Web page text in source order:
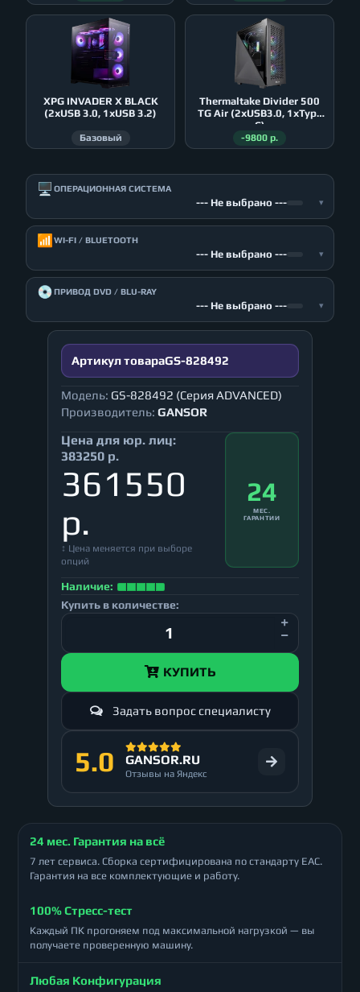
XPG INVADER X BLACK
(2xUSB 3.0, 1xUSB 3.2)
Базовый
Thermaltake Divider 500
TG Air (2xUSB3.0, 1xType
C)
-9800 р.
🖥️ ОПЕРАЦИОННАЯ СИСТЕМА
--- Не выбрано --- ▾
📶 WI-FI / BLUETOOTH
--- Не выбрано --- ▾
💿ПРИВОД DVD / BLU-RAY
--- Не выбрано --- ▾
Артикул товараGS-828492
Модель: GS-828492 (Серия ADVANCED)
Производитель: GANSOR
Цена для юр. лиц:
383250 р.
361550
р.
↕ Цена меняется при выборе
опций
24
МЕС.
ГАРАНТИИ
Наличие:
Купить в количестве:
КУПИТЬ
Задать вопрос специалисту
5.0 GANSOR.RU
Отзывы на Яндекс
24 мес. Гарантия на всё
7 лет сервиса. Сборка сертифицирована по стандарту ЕАС.
Гарантия на все комплектующие и работу.
100% Стресс-тест
Каждый ПК прогоняем под максимальной нагрузкой — вы
получаете проверенную машину.
Любая Конфигурация